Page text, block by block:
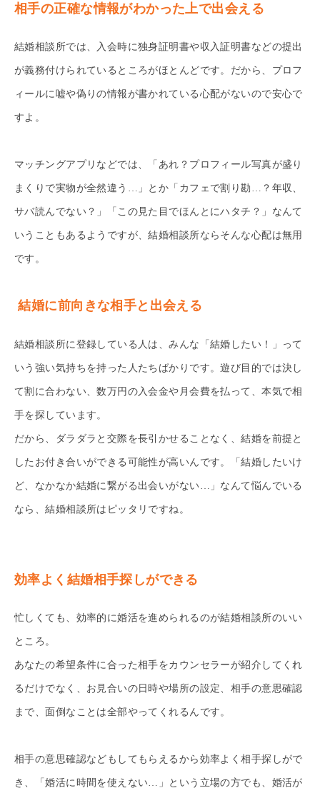
相手の正確な情報がわかった上で出会える
結婚相談所では、入会時に独身証明書や収入証明書などの提出
が義務付けられているところがほとんどです。だから、プロフ
ィールに嘘や偽りの情報が書かれている心配がないので安心で
すよ。
マッチングアプリなどでは、「あれ？プロフィール写真が盛り
まくりで実物が全然違う…」とか「カフェで割り勘…？年収、
サバ読んでない？」「この見た目でほんとにハタチ？」なんて
いうこともあるようですが、結婚相談所ならそんな心配は無用
です。
結婚に前向きな相手と出会える
結婚相談所に登録している人は、みんな「結婚したい！」って
いう強い気持ちを持った人たちばかりです。遊び目的では決し
て割に合わない、数万円の入会金や月会費を払って、本気で相
手を探しています。
だから、ダラダラと交際を長引かせることなく、結婚を前提と
したお付き合いができる可能性が高いんです。「結婚したいけ
ど、なかなか結婚に繋がる出会いがない…」なんて悩んでいる
なら、結婚相談所はピッタリですね。
効率よく結婚相手探しができる
忙しくても、効率的に婚活を進められるのが結婚相談所のいい
ところ。
あなたの希望条件に合った相手をカウンセラーが紹介してくれ
るだけでなく、お見合いの日時や場所の設定、相手の意思確認
まで、面倒なことは全部やってくれるんです。
相手の意思確認などもしてもらえるから効率よく相手探しがで
き、「婚活に時間を使えない…」という立場の方でも、婚活が